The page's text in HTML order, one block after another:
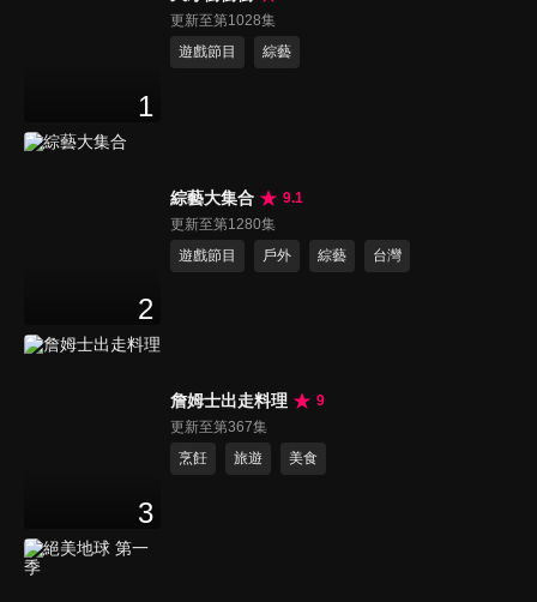
1
更新至第1028集
遊戲節目
綜藝
2
綜藝大集合
9.1
更新至第1280集
遊戲節目
戶外 綜藝 台灣
3
詹姆士出走料理
9
更新至第367集
烹飪
旅遊 美食